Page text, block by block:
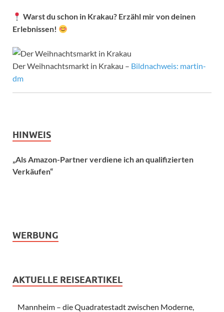
Warst du schon in Krakau? Erzähl mir von deinen
Erlebnissen!
Der Weihnachtsmarkt in Krakau – Bildnachweis: martin-
dm
HINWEIS
„Als Amazon-Partner verdiene ich an qualifizierten
Verkäufen“
WERBUNG
AKTUELLE REISEARTIKEL
Mannheim – die Quadratestadt zwischen Moderne,